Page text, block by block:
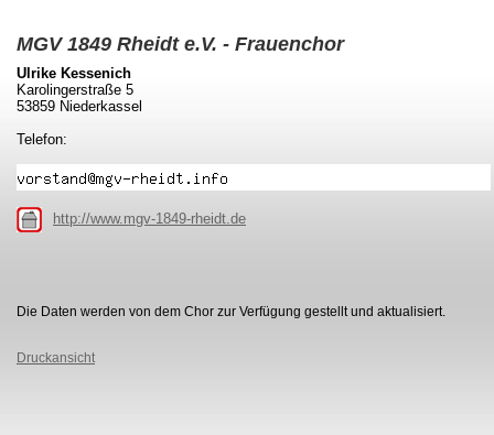
MGV 1849 Rheidt e.V. - Frauenchor
Ulrike Kessenich
Karolingerstraße 5
53859 Niederkassel
Telefon:
http://www.mgv-1849-rheidt.de
Die Daten werden von dem Chor zur Verfügung gestellt und aktualisiert.
Druckansicht